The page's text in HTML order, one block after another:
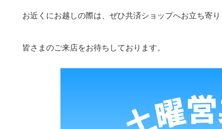
お近くにお越しの際は、ぜひ共済ショップへお立ち寄
皆さまのご来店をお待ちしております。